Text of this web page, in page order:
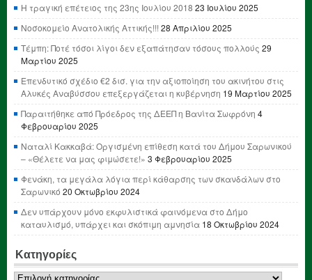
Η τραγική επέτειος της 23ης Ιουλίου 2018 23 Ιουλίου 2025
Νοσοκομείο Ανατολικής Αττικής!!! 28 Απριλίου 2025
Τέμπη: Ποτέ τόσοι λίγοι δεν εξαπάτησαν τόσους πολλούς 29
Μαρτίου 2025
Επενδυτικό σχέδιο €2 δισ. για την αξιοποίηση του ακινήτου στις
Αλυκές Αναβύσσου επεξεργάζεται η κυβέρνηση 19 Μαρτίου 2025
Παραιτήθηκε από Πρόεδρος της ΔΕΕΠ η Βανίτα Σωφρόνη 4
Φεβρουαρίου 2025
Ναταλί Κακκαβά: Οργισμένη επίθεση κατά του Δήμου Σαρωνικού
– «Θέλετε να μας φιμώσετε!» 3 Φεβρουαρίου 2025
Φενάκη, τα μεγάλα λόγια περί κάθαρσης των σκανδάλων στο
Σαρωνικό 20 Οκτωβρίου 2024
Δεν υπάρχουν μόνο εκφυλιστικά φαινόμενα στο Δήμο
καταυλισμό, υπάρχει και σκόπιμη αμνησία 18 Οκτωβρίου 2024
Κατηγορίες
Κατηγορίες